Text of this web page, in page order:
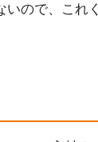
ので、これく